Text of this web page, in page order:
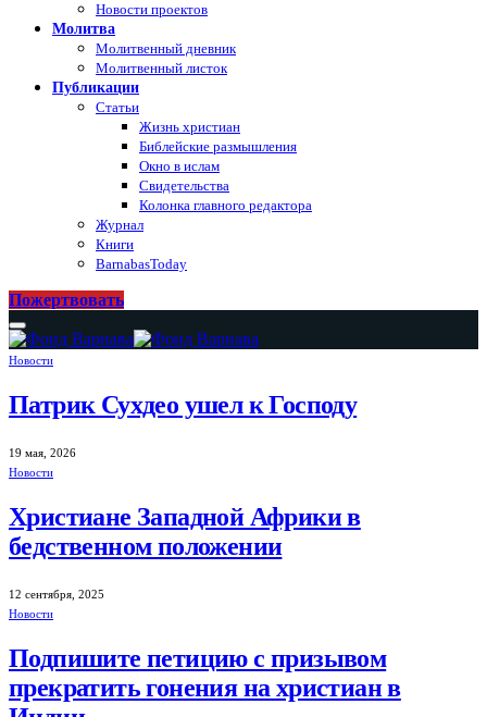
Новости проектов
Молитва
Молитвенный дневник
Молитвенный листок
Публикации
Статьи
Жизнь христиан
Библейские размышления
Окно в ислам
Свидетельства
Колонка главного редактора
Журнал
Книги
BarnabasToday
Пожертвовать
Новости
Патрик Сухдео ушел к Господу
19 мая, 2026
Новости
Христиане Западной Африки в
бедственном положении
12 сентября, 2025
Новости
Подпишите петицию с призывом
прекратить гонения на христиан в